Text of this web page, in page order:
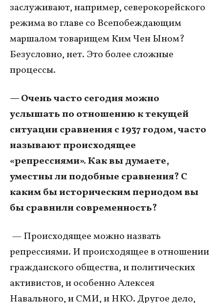
заслуживают, например, северокорейского
режима во главе со Всепобеждающим
маршалом товарищем Ким Чен Ыном?
Безусловно, нет. Это более сложные
процессы.
— Очень часто сегодня можно
услышать по отношению к текущей
ситуации сравнения с 1937 годом, часто
называют происходящее
«репрессиями». Как вы думаете,
уместны ли подобные сравнения? С
каким бы историческим периодом вы
бы сравнили современность?
— Происходящее можно назвать
репрессиями. И происходящее в отношении
гражданского общества, и политических
активистов, и особенно Алексея
Навального, и СМИ, и НКО. Другое дело,